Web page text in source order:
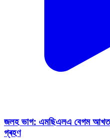
জলহ ভাগ: এমছিএলএ বেগম
গ্ৰহণ